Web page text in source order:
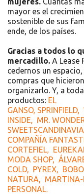
mayor es el
sostenible de sus
ende, de los países.
Gracias a todos lo
mercadillo. A Lease
cedernos un
compras que
organizarlo. Y, a
productos: EL
GANSO, SPRINFIELD,
INSIDE, MR.
COMPAÑÍA
CORTEFIEL,
MODA SHOP,
COLD, PYREX,
NATURA, MARTINA-
PERSONAL.